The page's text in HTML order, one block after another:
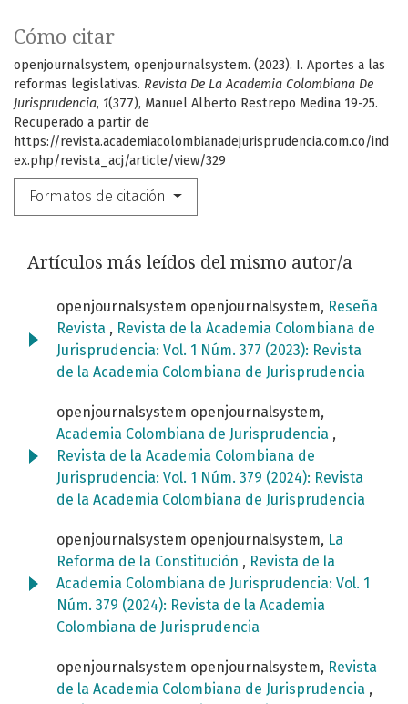
Cómo citar
openjournalsystem, openjournalsystem. (2023). I. Aportes a las
reformas legislativas. Revista De La Academia Colombiana De
Jurisprudencia, 1(377), Manuel Alberto Restrepo Medina 19-25.
Recuperado a partir de
https://revista.academiacolombianadejurisprudencia.com.co/ind
ex.php/revista_acj/article/view/329
Formatos de citación
Artículos más leídos del mismo autor/a
openjournalsystem openjournalsystem, Reseña
Revista , Revista de la Academia Colombiana de
Jurisprudencia: Vol. 1 Núm. 377 (2023): Revista
de la Academia Colombiana de Jurisprudencia
openjournalsystem openjournalsystem,
Academia Colombiana de Jurisprudencia ,
Revista de la Academia Colombiana de
Jurisprudencia: Vol. 1 Núm. 379 (2024): Revista
de la Academia Colombiana de Jurisprudencia
openjournalsystem openjournalsystem, La
Reforma de la Constitución , Revista de la
Academia Colombiana de Jurisprudencia: Vol. 1
Núm. 379 (2024): Revista de la Academia
Colombiana de Jurisprudencia
openjournalsystem openjournalsystem, Revista
de la Academia Colombiana de Jurisprudencia ,